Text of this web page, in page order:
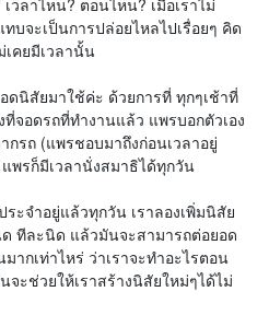
บจะเป็นการปล่อยไหลไปเรื่อยๆ คิด
เคยมีเวลานั้น
ดนิสัยมาใช้ค่ะ ด้วยการที่ ทุกๆเช้าที่
จอดรถที่ทำงานแล้ว แพรบอกตัวเอง
รถ (แพรชอบมาถึงก่อนเวลาอยู่
พรก็มีเวลานั่งสมาธิได้ทุกวัน
ะจำอยู่แล้วทุกวัน เราลองเพิ่มนิสัย
ทีละนิด แล้วมันจะสามารถต่อยอด
ากเท่าไหร่ ว่าเราจะทำอะไรตอน
ะช่วยให้เราสร้างนิสัยใหม่ๆได้ไม่